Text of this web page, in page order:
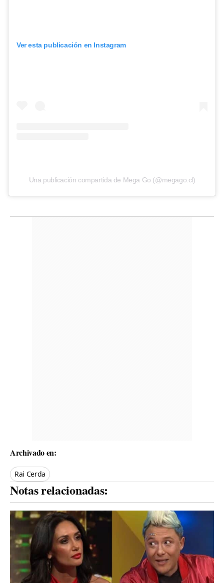
Ver esta publicación en Instagram
Una publicación compartida de Mega Go (@megago.cl)
Archivado en:
Rai Cerda
Notas relacionadas: